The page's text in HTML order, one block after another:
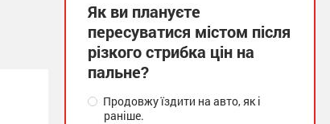
Як ви плануєте
пересуватися містом після
різкого стрибка цін на
пальне?
Продовжу їздити на авто, як і
раніше.